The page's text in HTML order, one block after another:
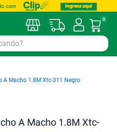
Mi
0
A Macho 1.8M Xtc-311 Negro
A Macho 1.8M Xtc-